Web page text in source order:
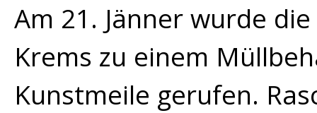
Am 21. Jänner wurde
Krems zu einem
Kunstmeile gerufen.